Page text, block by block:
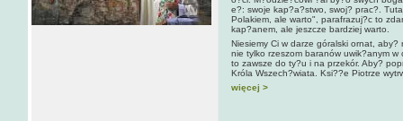
e?: swoje kap?a?stwo, swoj? prac?.
Polakiem, ale warto", parafrazuj?c to
kap?anem, ale jeszcze bardziej warto.
Niesiemy Ci w darze góralski ornat,
nie tylko rzeszom baranów uwik?anym
to zawsze do ty?u i na przekór. Aby?
Króla Wszech?wiata. Ksi??e Piotrze
więcej >